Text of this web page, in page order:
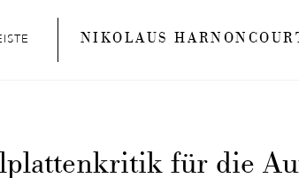
NIKOLAUS
für die